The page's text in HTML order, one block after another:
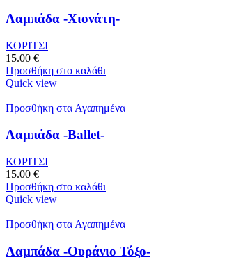
Λαμπάδα -Χιονάτη-
ΚΟΡΙΤΣΙ
15.00 €
Προσθήκη στο καλάθι
Quick view
Προσθήκη στα Αγαπημένα
Λαμπάδα -Ballet-
ΚΟΡΙΤΣΙ
15.00 €
Προσθήκη στο καλάθι
Quick view
Προσθήκη στα Αγαπημένα
Λαμπάδα -Ουράνιο Τόξο-